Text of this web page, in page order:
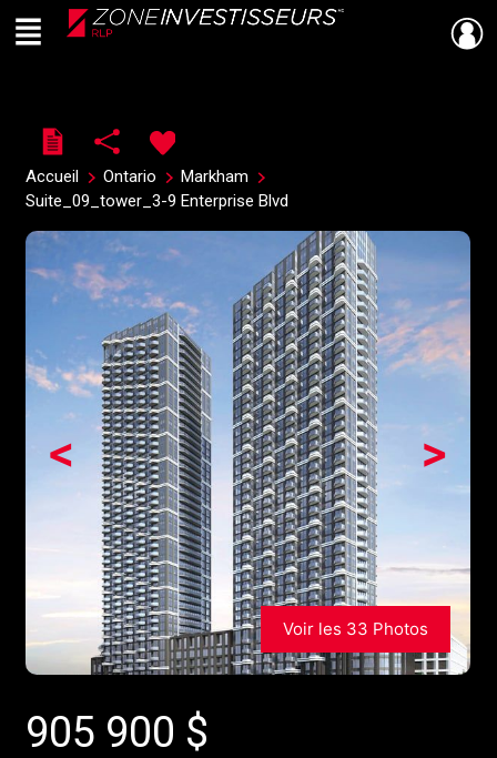
Live
En Direct
Menu
Accueil Ontario
Markham
Suite_09_tower_3-9 Enterprise Blvd
>
<
Voir les 33 Photos
905 900 $